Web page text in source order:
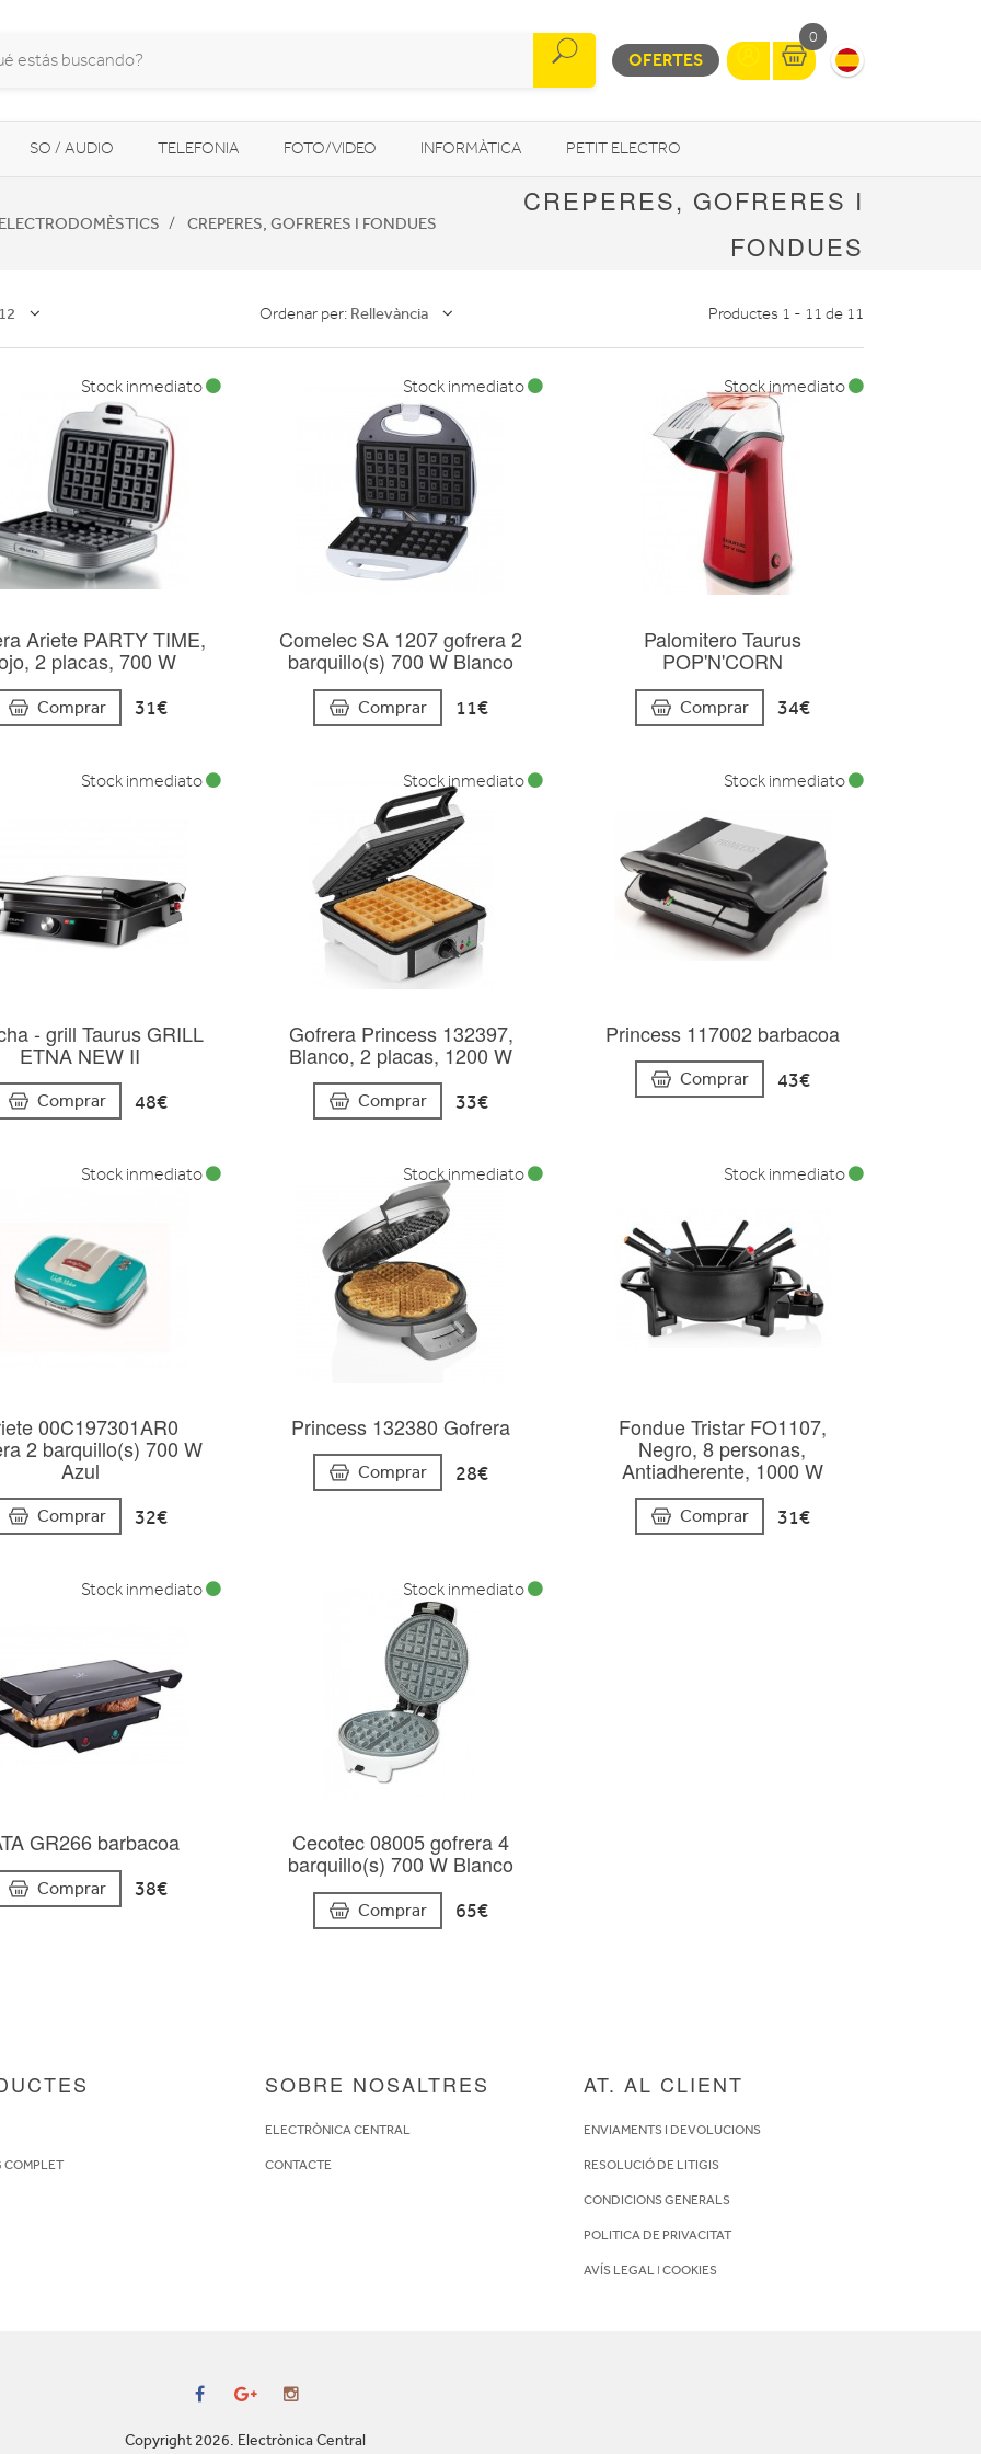
OFERTES
0
SO / AUDIO TELEFONIA FOTO/VIDEO INFORMÀTICA PETIT ELECTRO
OTROS
CREPERES, GOFRERES I FONDUES
CREPERES, GOFRERES I
FONDUES
Ordenar per: Rellevància Productes 1 - 11 de 11
Ariete PARTY TIME,
2 placas, 700 W
Comprar 31€
Stock inmediato
Comelec SA 1207 gofrera 2
barquillo(s) 700 W Blanco
Comprar 11€
Stock inmediato
Palomitero Taurus
POP'N'CORN
Comprar 34€
Stock inmediato
- grill Taurus GRILL
ETNA NEW II
Comprar 48€
Stock inmediato
Gofrera Princess 132397,
Blanco, 2 placas, 1200 W
Comprar 33€
Stock inmediato
Princess 117002 barbacoa
Comprar 43€
Stock inmediato
00C197301AR0
2 barquillo(s) 700 W
Azul
Comprar 32€
Stock inmediato
Princess 132380 Gofrera
Comprar 28€
Stock inmediato
Fondue Tristar FO1107,
Negro, 8 personas,
Antiadherente, 1000 W
Comprar 31€
Stock inmediato
GR266 barbacoa
Comprar 38€
Stock inmediato
Cecotec 08005 gofrera 4
barquillo(s) 700 W Blanco
Comprar 65€
Stock inmediato
COMPLET
SOBRE NOSALTRES
ELECTRÒNICA CENTRAL
CONTACTE
AT. AL CLIENT
ENVIAMENTS I DEVOLUCIONS
RESOLUCIÓ DE LITIGIS
CONDICIONS GENERALS
POLITICA DE PRIVACITAT
AVÍS LEGAL I COOKIES
Copyright 2026. Electrònica Central